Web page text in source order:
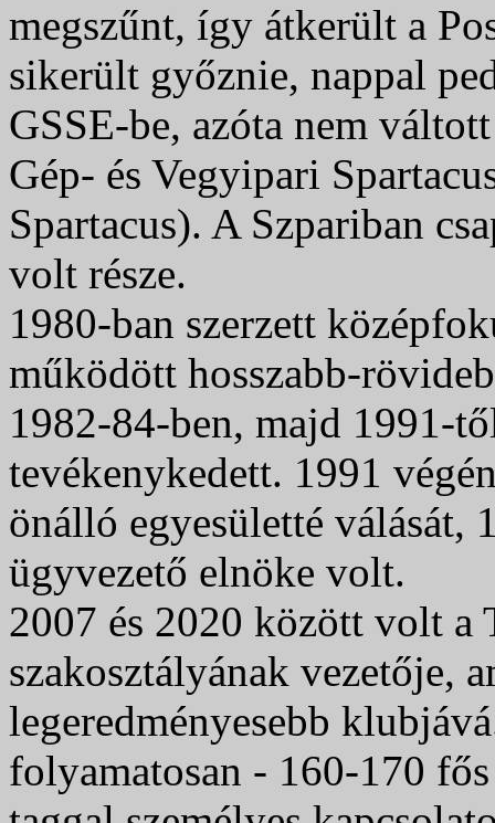
megszűnt, így átkerült a
sikerült győznie, nappal
GSSE-be, azóta nem
Gép- és Vegyipari
Spartacus). A Szpariban
volt része.
1980-ban szerzett
működött hosszabb-
1982-84-ben, majd 1991-
tevékenykedett. 1991
önálló egyesületté válását,
ügyvezető elnöke volt.
2007 és 2020 között volt a
szakosztályának vezetője,
legeredményesebb
folyamatosan - 160-170